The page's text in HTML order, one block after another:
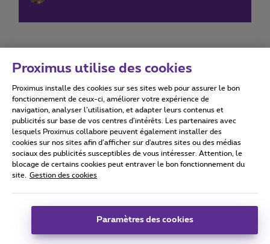
Conditions d'utilisation Accessibility statement
Tous droits réservés. © 2026 Proximus
Conditions générales, info consommateur
Coordonnées de l’entreprise
Boulevard du Roi Albert II 27 - B-1030 Bruxelles.
Proximus utilise des cookies
Proximus installe des cookies sur ses sites web pour assurer le bon
fonctionnement de ceux-ci, améliorer votre expérience de
navigation, analyser l’utilisation, et adapter leurs contenus et
publicités sur base de vos centres d’intérêts. Les partenaires avec
lesquels Proximus collabore peuvent également installer des
cookies sur nos sites afin d’afficher sur d'autres sites ou des médias
sociaux des publicités susceptibles de vous intéresser. Attention, le
blocage de certains cookies peut entraver le bon fonctionnement du
site.
Gestion des cookies
Paramètres des cookies